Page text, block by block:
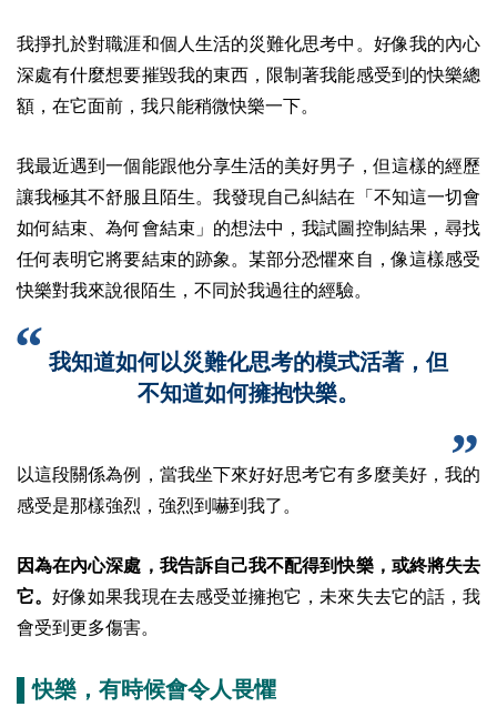
我掙扎於對職涯和個人生活的災難化思考中。好像我的內心
深處有什麼想要摧毀我的東西，限制著我能感受到的快樂總
額，在它面前，我只能稍微快樂一下。
我最近遇到一個能跟他分享生活的美好男子，但這樣的經歷
讓我極其不舒服且陌生。我發現自己糾結在「不知這一切會
如何結束、為何會結束」的想法中，我試圖控制結果，尋找
任何表明它將要結束的跡象。某部分恐懼來自，像這樣感受
快樂對我來說很陌生，不同於我過往的經驗。
我知道如何以災難化思考的模式活著，但
不知道如何擁抱快樂。
以這段關係為例，當我坐下來好好思考它有多麼美好，我的
感受是那樣強烈，強烈到嚇到我了。
因為在內心深處，我告訴自己我不配得到快樂，或終將失去
它。好像如果我現在去感受並擁抱它，未來失去它的話，我
會受到更多傷害。
▌快樂，有時候會令人畏懼